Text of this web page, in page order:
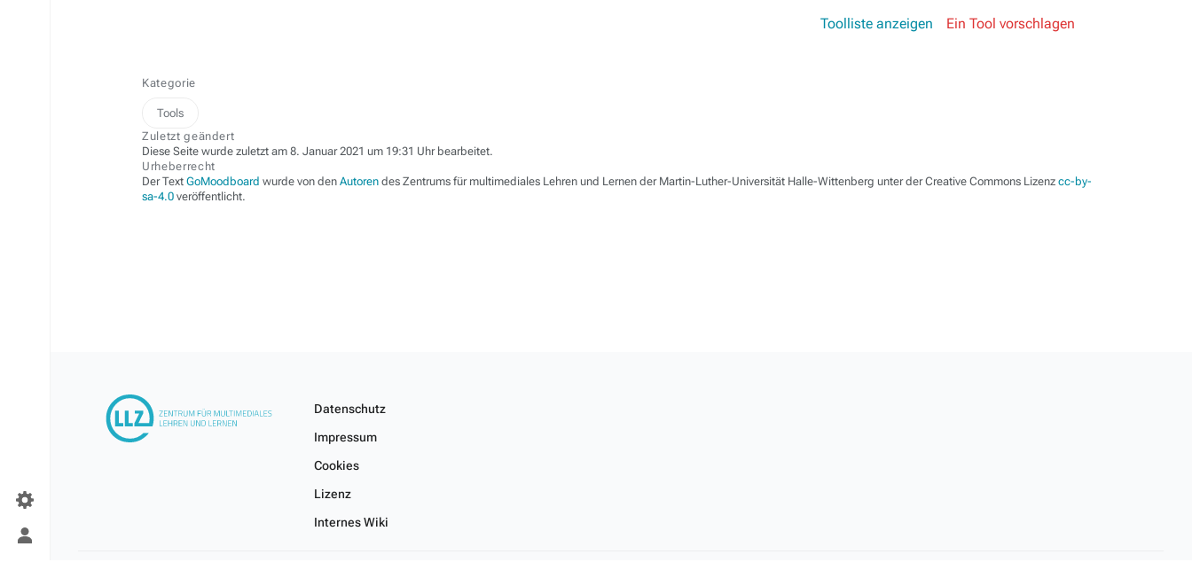
Persönliches
Toolliste anzeigen Ein Tool vorschlagen
Kategorie
Tools
Zuletzt geändert
Diese Seite wurde zuletzt am 8. Januar 2021 um 19:31 Uhr bearbeitet.
Urheberrecht
Der Text GoMoodboard wurde von den Autoren des Zentrums für multimediales Lehren und Lernen der Martin-Luther-Universität Halle-Wittenberg unter der Creative Commons Lizenz cc-by-
sa-4.0 veröffentlicht.
Datenschutz
Impressum
Cookies
Lizenz
Internes Wiki